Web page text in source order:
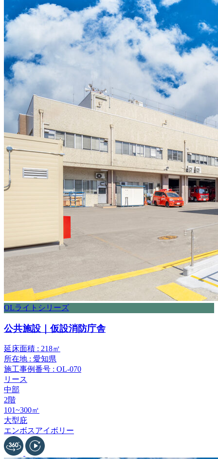
OLライトシリーズ
公共施設｜仮設消防庁舎
延床面積 : 218㎡
所在地 : 愛知県
施工事例番号 : OL-070
リース
中部
2階
101~300㎡
大型庇
エンボスアイボリー